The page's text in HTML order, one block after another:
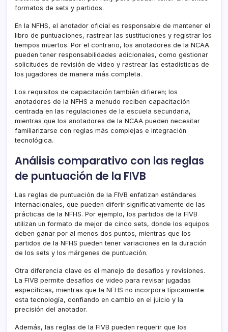
formatos de sets y partidos.
En la NFHS, el anotador oficial es responsable de mantener el
libro de puntuaciones, rastrear las sustituciones y registrar los
tiempos muertos. Por el contrario, los anotadores de la NCAA
pueden tener responsabilidades adicionales, como gestionar
solicitudes de revisión de video y rastrear las estadísticas de
los jugadores de manera más completa.
Los requisitos de capacitación también difieren; los
anotadores de la NFHS a menudo reciben capacitación
centrada en las regulaciones de la escuela secundaria,
mientras que los anotadores de la NCAA pueden necesitar
familiarizarse con reglas más complejas e integración
tecnológica.
Análisis comparativo con las reglas
de puntuación de la FIVB
Las reglas de puntuación de la FIVB enfatizan estándares
internacionales, que pueden diferir significativamente de las
prácticas de la NFHS. Por ejemplo, los partidos de la FIVB
utilizan un formato de mejor de cinco sets, donde los equipos
deben ganar por al menos dos puntos, mientras que los
partidos de la NFHS pueden tener variaciones en la duración
de los sets y los márgenes de puntuación.
Otra diferencia clave es el manejo de desafíos y revisiones.
La FIVB permite desafíos de video para revisar jugadas
específicas, mientras que la NFHS no incorpora típicamente
esta tecnología, confiando en cambio en el juicio y la
precisión del anotador.
Además, las reglas de la FIVB pueden requerir que los